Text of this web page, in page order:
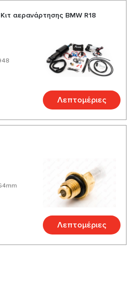
αερανάρτησης BMW R18
Λεπτομέριες
Λεπτομέριες